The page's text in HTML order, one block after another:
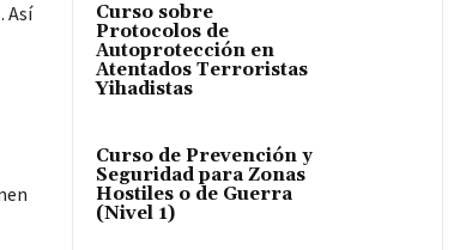
Así
Curso sobre
Protocolos de
Autoprotección en
Atentados Terroristas
Yihadistas
Curso de Prevención y
Seguridad para Zonas
Hostiles o de Guerra
(Nivel 1)